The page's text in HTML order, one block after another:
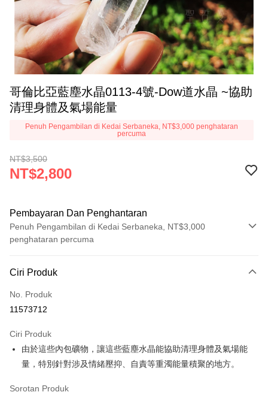
哥倫比亞藍塵水晶0113-4號-Dow道水晶 ~協助
清理身體及氣場能量
Penuh Pengambilan di Kedai Serbaneka, NT$3,000 penghataran
percuma
NT$3,500
NT$2,800
Pembayaran Dan Penghantaran
Penuh Pengambilan di Kedai Serbaneka, NT$3,000
penghataran percuma
Kad Kredit (Bayaran Penuh)
Pengambilan di Kedai Serbaneka
Apple Pay
JKOPAY
Easy Wallet
Ciri Produk
No. Produk
11573712
Ciri Produk
由於這些內包礦物，讓這些藍塵水晶能協助清理身體及氣場能
量，特別針對涉及情緒壓抑、自責等重濁能量積聚的地方。
Sorotan Produk